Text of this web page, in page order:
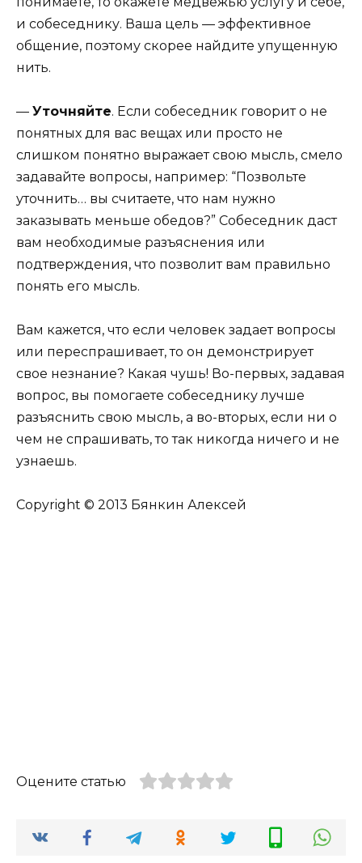
и собеседнику. Ваша цель — эффективное
общение, поэтому скорее найдите упущенную
нить.
— Уточняйте. Если собеседник говорит о не
понятных для вас вещах или просто не
слишком понятно выражает свою мысль, смело
задавайте вопросы, например: “Позвольте
уточнить… вы считаете, что нам нужно
заказывать меньше обедов?” Собеседник даст
вам необходимые разъяснения или
подтверждения, что позволит вам правильно
понять его мысль.
Вам кажется, что если человек задает вопросы
или переспрашивает, то он демонстрирует
свое незнание? Какая чушь! Во-первых, задавая
вопрос, вы помогаете собеседнику лучше
разъяснить свою мысль, а во-вторых, если ни о
чем не спрашивать, то так никогда ничего и не
узнаешь.
Copyright © 2013 Бянкин Алексей
Оцените статью